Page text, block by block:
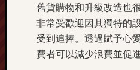
舊貨購物和升級改造也
非常受歡迎因其獨特的
受到追捧。透過賦予心
費者可以減少浪費並促